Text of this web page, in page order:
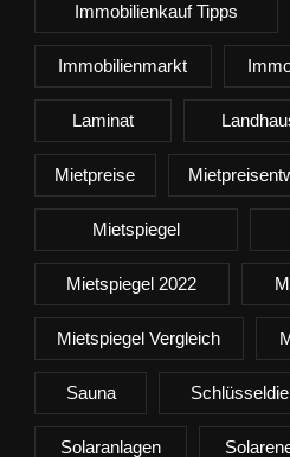
Immobilienkauf Tipps
Immobilienmarkt
Laminat
Mietpreise
Mietspiegel
Mietspiegel 2022
Mietspiegel Vergleich
Sauna
Solaranlagen